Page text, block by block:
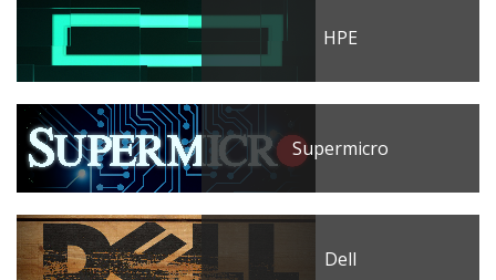
HPE
Supermicro
Dell